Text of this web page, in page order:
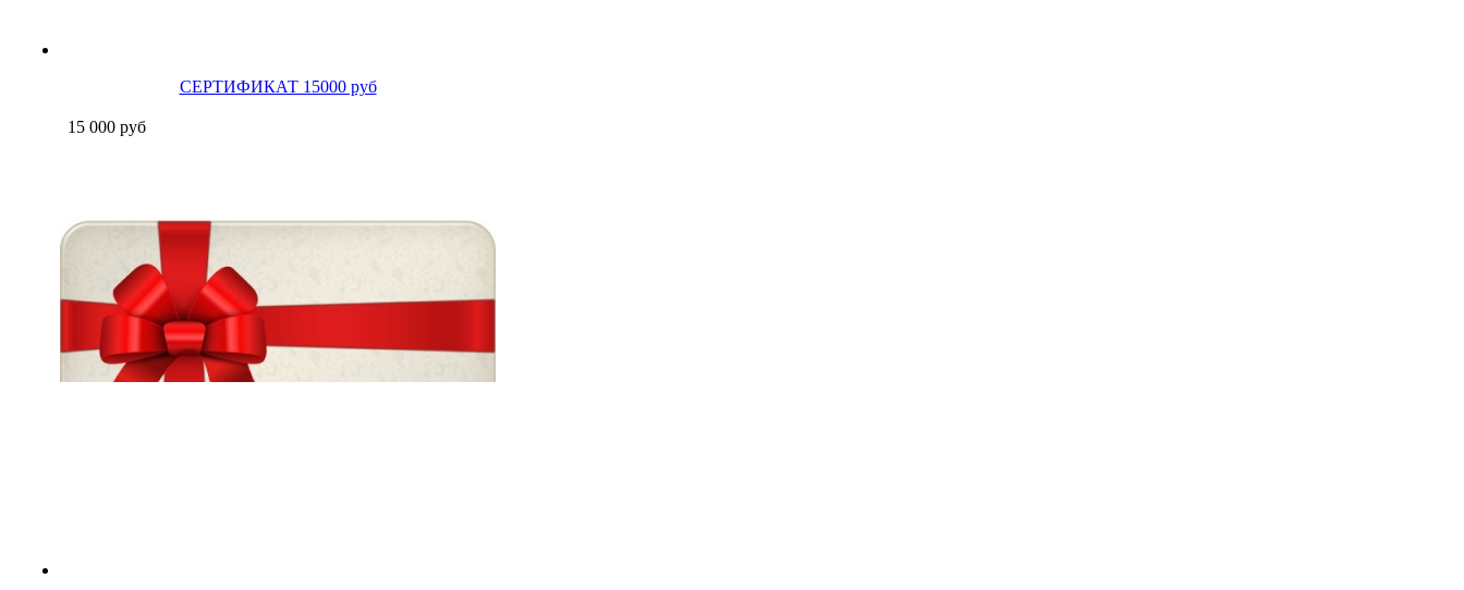
СЕРТИФИКАТ 15000 руб
15 000 руб